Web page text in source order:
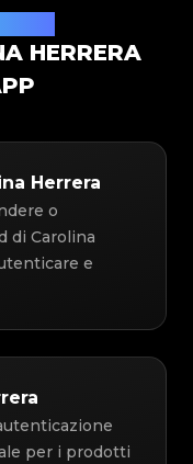
HERRERA
Herrera
o
di Carolina
e
per i prodotti